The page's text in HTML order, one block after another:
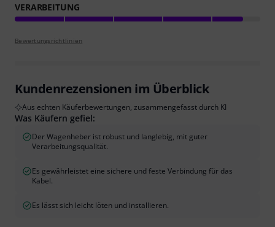
VERARBEITUNG
Bewertungsrichtlinien
Kundenrezensionen im Überblick
Aus echten Käuferbewertungen, zusammengefasst durch KI
Was Käufern gefiel:
Der Wagenheber ist robust und langlebig, mit guter
Verarbeitungsqualität.
Es gewährleistet eine sichere und feste Verbindung für das
Kabel.
Es lässt sich leicht löten und installieren.